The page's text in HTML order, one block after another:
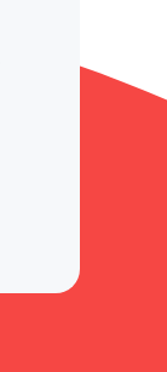
すめしてます。